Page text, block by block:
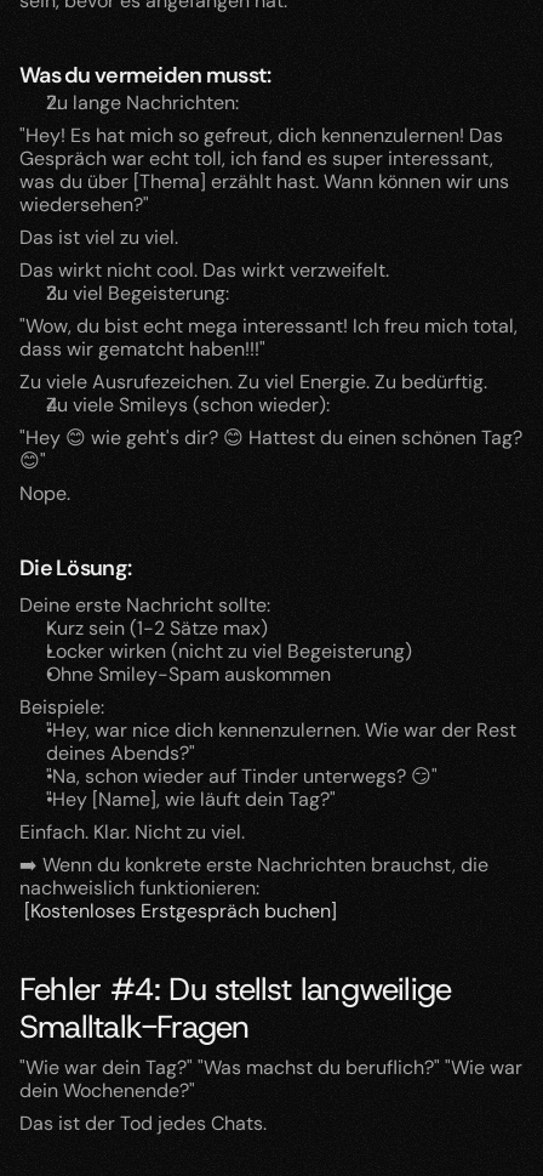
Was du vermeiden musst:
Zu lange Nachrichten:
"Hey! Es hat mich so gefreut, dich kennenzulernen! Das
Gespräch war echt toll, ich fand es super interessant,
was du über [Thema] erzählt hast. Wann können wir uns
wiedersehen?"
Das ist viel zu viel.
Das wirkt nicht cool. Das wirkt verzweifelt.
Zu viel Begeisterung:
"Wow, du bist echt mega interessant! Ich freu mich total,
dass wir gematcht haben!!!"
Zu viele Ausrufezeichen. Zu viel Energie. Zu bedürftig.
Zu viele Smileys (schon wieder):
"Hey 😊 wie geht's dir? 😊 Hattest du einen schönen Tag?
😊"
Nope.
Die Lösung:
Deine erste Nachricht sollte:
Kurz sein (1-2 Sätze max)
Locker wirken (nicht zu viel Begeisterung)
Ohne Smiley-Spam auskommen
Beispiele:
"Hey, war nice dich kennenzulernen. Wie war der Rest
deines Abends?"
"Na, schon wieder auf Tinder unterwegs? 😏"
"Hey [Name], wie läuft dein Tag?"
Einfach. Klar. Nicht zu viel.
➡️ Wenn du konkrete erste Nachrichten brauchst, die
nachweislich funktionieren:
[Kostenloses Erstgespräch buchen]
Fehler #4: Du stellst langweilige
Smalltalk-Fragen
"Wie war dein Tag?" "Was machst du beruflich?" "Wie war
dein Wochenende?"
Das ist der Tod jedes Chats.